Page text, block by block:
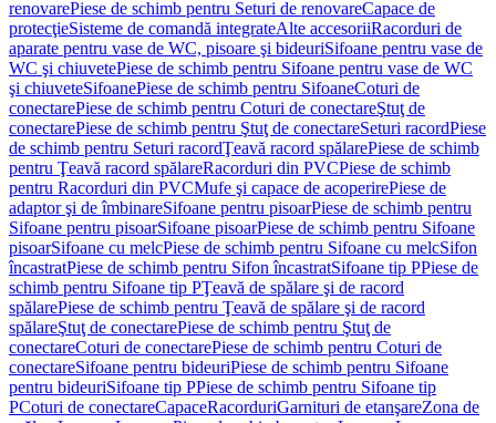
renovarePiese de schimb pentru Seturi de renovareCapace de
protecţieSisteme de comandă integrateAlte accesoriiRacorduri de
aparate pentru vase de WC, pisoare şi bideuriSifoane pentru vase de
WC şi chiuvetePiese de schimb pentru Sifoane pentru vase de WC
şi chiuveteSifoanePiese de schimb pentru SifoaneCoturi de
conectarePiese de schimb pentru Coturi de conectareŞtuţ de
conectarePiese de schimb pentru Ştuţ de conectareSeturi racordPiese
de schimb pentru Seturi racordŢeavă racord spălarePiese de schimb
pentru Ţeavă racord spălareRacorduri din PVCPiese de schimb
pentru Racorduri din PVCMufe şi capace de acoperirePiese de
adaptor şi de îmbinareSifoane pentru pisoarPiese de schimb pentru
Sifoane pentru pisoarSifoane pisoarPiese de schimb pentru Sifoane
pisoarSifoane cu melcPiese de schimb pentru Sifoane cu melcSifon
încastratPiese de schimb pentru Sifon încastratSifoane tip PPiese de
schimb pentru Sifoane tip PŢeavă de spălare şi de racord
spălarePiese de schimb pentru Ţeavă de spălare şi de racord
spălareŞtuţ de conectarePiese de schimb pentru Ştuţ de
conectareCoturi de conectarePiese de schimb pentru Coturi de
conectareSifoane pentru bideuriPiese de schimb pentru Sifoane
pentru bideuriSifoane tip PPiese de schimb pentru Sifoane tip
PCoturi de conectareCapaceRacorduriGarnituri de etanşareZona de